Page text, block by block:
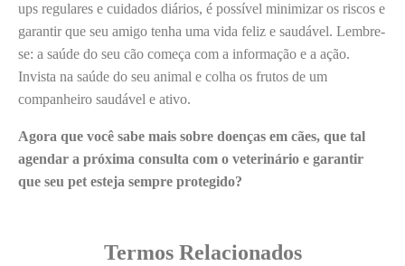
ups regulares e cuidados diários, é possível minimizar os riscos e
garantir que seu amigo tenha uma vida feliz e saudável. Lembre-
se: a saúde do seu cão começa com a informação e a ação.
Invista na saúde do seu animal e colha os frutos de um
companheiro saudável e ativo.
Agora que você sabe mais sobre doenças em cães, que tal
agendar a próxima consulta com o veterinário e garantir
que seu pet esteja sempre protegido?
Termos Relacionados